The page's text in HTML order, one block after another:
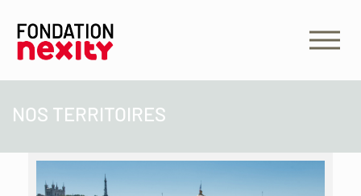
NOS TERRITOIRES